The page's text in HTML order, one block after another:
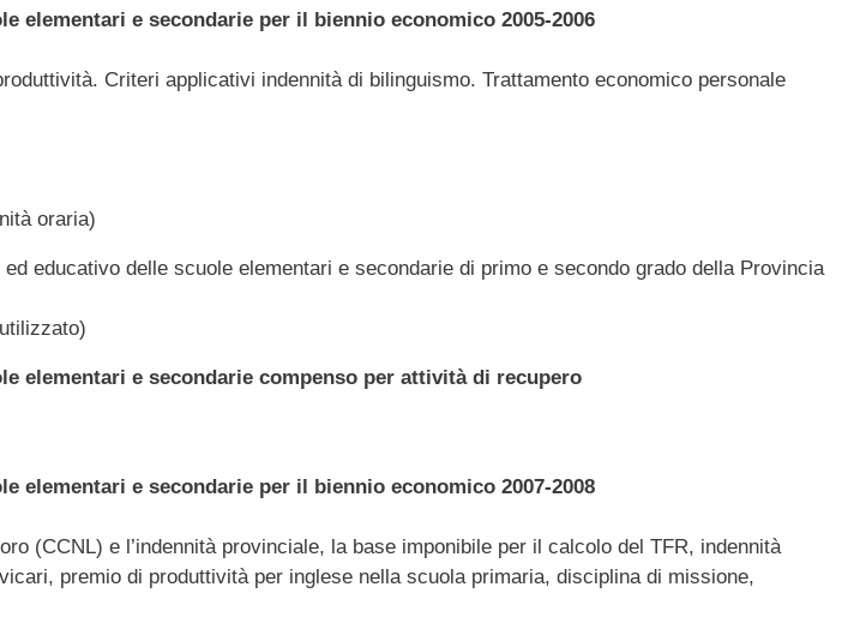
elementari e secondarie per il biennio economico 2005-2006
Criteri applicativi indennità di bilinguismo. Trattamento economico personale
oraria)
ed educativo delle scuole elementari e secondarie di primo e secondo grado della Provincia
elementari e secondarie compenso per attività di recupero
elementari e secondarie per il biennio economico 2007-2008
(CCNL) e l’indennità provinciale, la base imponibile per il calcolo del TFR, indennità
premio di produttività per inglese nella scuola primaria, disciplina di missione,